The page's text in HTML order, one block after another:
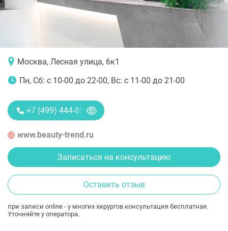
Москва, Лесная улица, 6к1
Пн, Сб: с 10-00 до 22-00, Вс: с 11-00 до 21-00
+7 (499) 444-89-28
www.beauty-trend.ru
Записаться на консультацию
Оставить отзыв
при записи online - у многих хирургов консультация бесплатная.
Уточняйте у оператора.